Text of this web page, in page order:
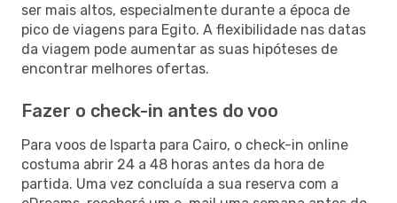
ser mais altos, especialmente durante a época de
pico de viagens para Egito. A flexibilidade nas datas
da viagem pode aumentar as suas hipóteses de
encontrar melhores ofertas.
Fazer o check-in antes do voo
Para voos de Isparta para Cairo, o check-in online
costuma abrir 24 a 48 horas antes da hora de
partida. Uma vez concluída a sua reserva com a